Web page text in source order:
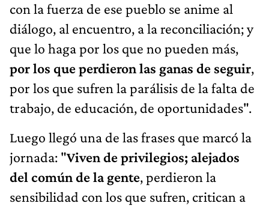
con la fuerza de ese pueblo se anime al
diálogo, al encuentro, a la reconciliación; y
que lo haga por los que no pueden más,
por los que perdieron las ganas de seguir,
por los que sufren la parálisis de la falta de
trabajo, de educación, de oportunidades".
Luego llegó una de las frases que marcó la
jornada: "Viven de privilegios; alejados
del común de la gente, perdieron la
sensibilidad con los que sufren, critican a